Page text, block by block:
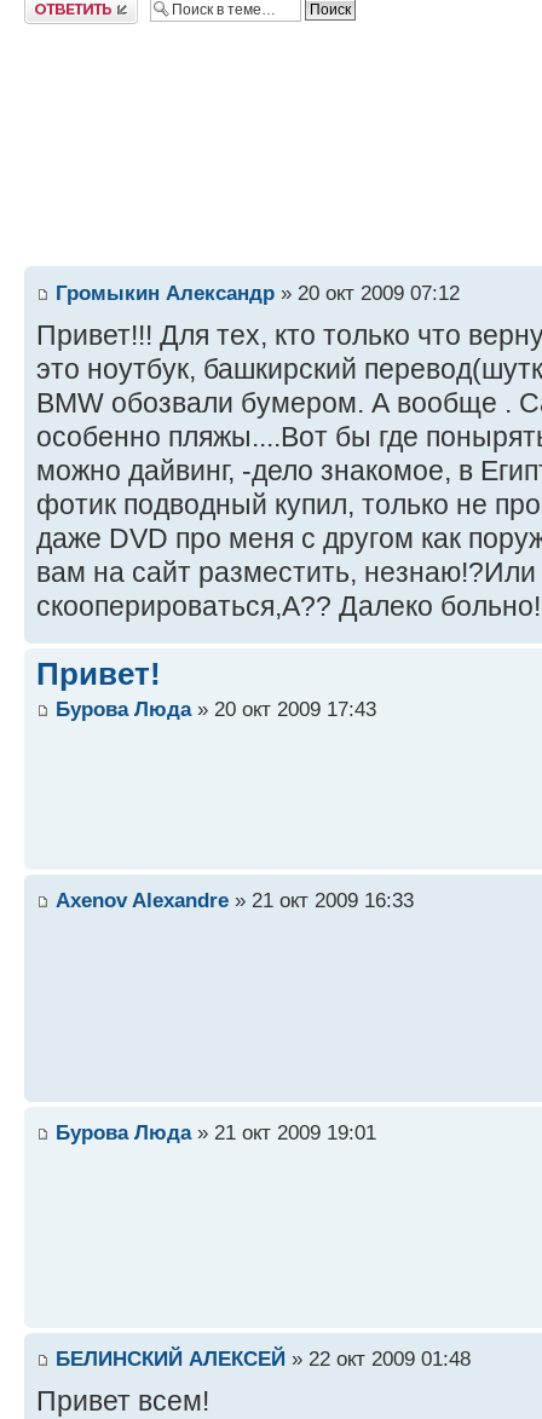
Громыкин Александр » 20 окт 2009 07:12
Привет!!! Для тех, кто только что
это ноутбук, башкирский
BMW обозвали бумером. А вообще .
особенно пляжы....Вот бы где
можно дайвинг, -дело знакомое, в
фотик подводный купил, только не
даже DVD про меня с другом как
вам на сайт разместить,
скооперироваться,А?? Далеко
Привет!
Бурова Люда» 20 окт 2009 17:43
Axenov Alexandre » 21 окт 2009 16:33
Бурова Люда» 21 окт 2009 19:01
БЕЛИНСКИЙ АЛЕКСЕЙ » 22 окт 2009 01:48
Привет всем!